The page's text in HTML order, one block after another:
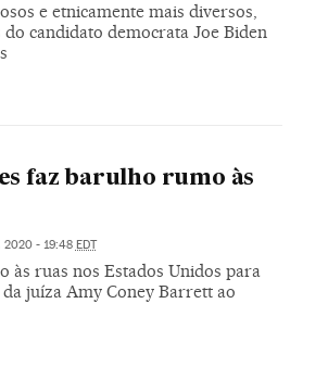
e etnicamente mais diversos,
do candidato democrata Joe Biden
faz barulho rumo às
2020 - 19:48 EDT
às ruas nos Estados Unidos para
juíza Amy Coney Barrett ao